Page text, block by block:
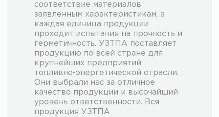
соответствие материалов
заявленным характеристикам, а
каждая единица продукции
проходит испытания на прочность и
герметичность. УЗТПА поставляет
продукцию по всей стране для
крупнейших предприятий
топливно-энергетической отрасли.
Они выбрали нас за отличное
качество продукции и высочайший
уровень ответственности. Вся
продукция УЗТПА